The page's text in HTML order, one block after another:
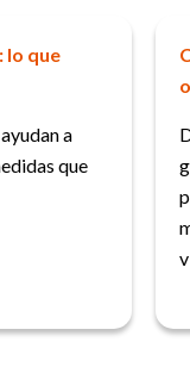
lo que
a
que